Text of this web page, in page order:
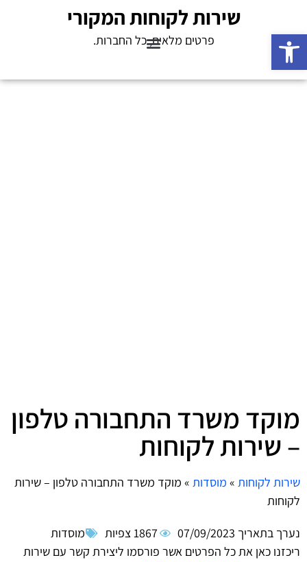
פתח סרגל נגישות
שירות לקוחות המקורי
פרטים מלאים, כל החברות.
מוקד משרד התחבורה טלפון
– שירות לקוחות
שירות לקוחות » מוסדות » מוקד משרד התחבורה טלפון – שירות
לקוחות
נערך בתאריך 07/09/2023 1867 צפיות
מוסדות
ריכזנו כאן את כל הפרטים אשר פורסמו ליצירת קשר עם שירות